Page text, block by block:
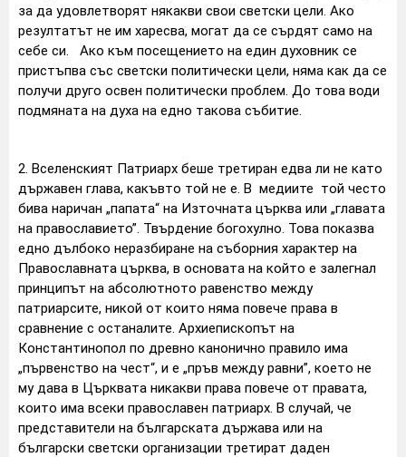
за да удовлетворят някакви свои светски цели. Ако
резултатът не им харесва, могат да се сърдят само на
себе си. Ако към посещението на един духовник се
пристъпва със светски политически цели, няма как да се
получи друго освен политически проблем. До това води
подмяната на духа на едно такова събитие.
2. Вселенският Патриарх беше третиран едва ли не като
държавен глава, какъвто той не е. В медиите той често
бива наричан „папата“ на Източната църква или „главата
на православието”. Твърдение богохулно. Това показва
едно дълбоко неразбиране на съборния характер на
Православната църква, в основата на който е залегнал
принципът на абсолютното равенство между
патриарсите, никой от които няма повече права в
сравнение с останалите. Архиепископът на
Константинопол по древно канонично правило има
„първенство на чест“, и е „пръв между равни”, което не
му дава в Църквата никакви права повече от правата,
които има всеки православен патриарх. В случай, че
представители на българската държава или на
български светски организации третират даден